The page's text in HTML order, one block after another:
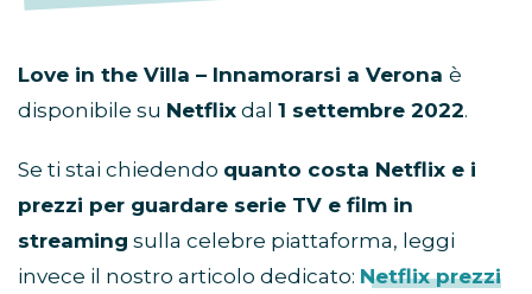
Love in the Villa – Innamorarsi a Verona è
disponibile su Netflix dal 1 settembre 2022.
Se ti stai chiedendo quanto costa Netflix e i
prezzi per guardare serie TV e film in
streaming sulla celebre piattaforma, leggi
invece il nostro articolo dedicato: Netflix prezzi